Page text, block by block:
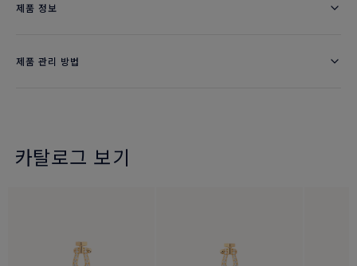
제품 정보
제품 관리 방법
카탈로그 보기